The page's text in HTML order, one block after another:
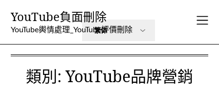
YouTube負面刪除
YouTube輿情處理_YouTube評價刪除
類別:YouTube品牌營銷